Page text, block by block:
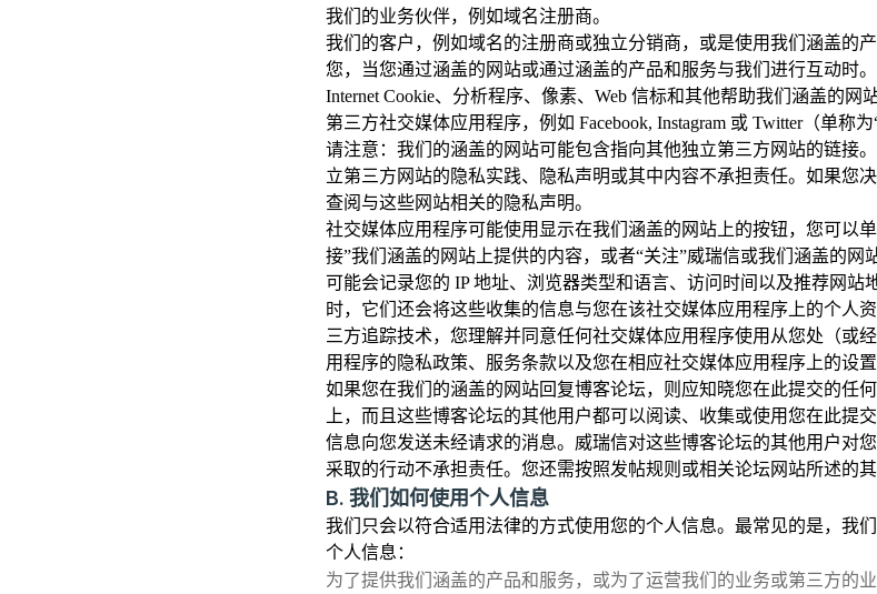
我们的业务伙伴，例如域名注册商。
我们的客户，例如域名的注册商或独立分销商，或是使用我们涵盖的产
您，当您通过涵盖的网站或通过涵盖的产品和服务与我们进行互动时。
Internet Cookie、分析程序、像素、Web 信标和其他帮助我们涵盖的网
第三方社交媒体应用程序，例如 Facebook, Instagram 或 Twitter（单称
请注意：我们的涵盖的网站可能包含指向其他独立第三方网站的链接
立第三方网站的隐私实践、隐私声明或其中内容不承担责任。如果您
查阅与这些网站相关的隐私声明。
社交媒体应用程序可能使用显示在我们涵盖的网站上的按钮，您可以
接”我们涵盖的网站上提供的内容，或者“关注”威瑞信或我们涵盖的网
可能会记录您的 IP 地址、浏览器类型和语言、访问时间以及推荐网站
时，它们还会将这些收集的信息与您在该社交媒体应用程序上的个人
三方追踪技术，您理解并同意任何社交媒体应用程序使用从您处（或
用程序的隐私政策、服务条款以及您在相应社交媒体应用程序上的设置
如果您在我们的涵盖的网站回复博客论坛，则应知晓您在此提交的任
上，而且这些博客论坛的其他用户都可以阅读、收集或使用您在此提
信息向您发送未经请求的消息。威瑞信对这些博客论坛的其他用户对
采取的行动不承担责任。您还需按照发帖规则或相关论坛网站所述的
B. 我们如何使用个人信息
我们只会以符合适用法律的方式使用您的个人信息。最常见的是，我
个人信息：
为了提供我们涵盖的产品和服务，或为了运营我们的业务或第三方的